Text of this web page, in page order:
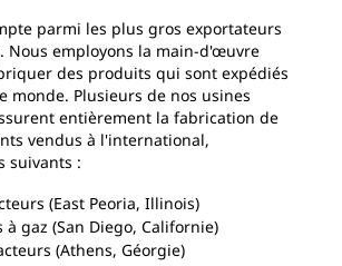
parmi les plus gros exportateurs
Nous employons la main-d'œuvre
des produits qui sont expédiés
monde. Plusieurs de nos usines
entièrement la fabrication de
vendus à l'international,
suivants :
(East Peoria, Illinois)
à gaz (San Diego, Californie)
(Athens, Géorgie)